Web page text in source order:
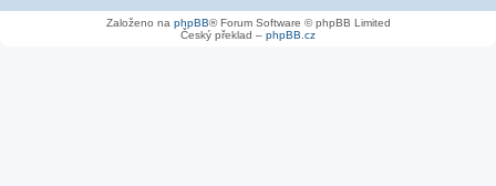
Založeno na phpBB® Forum Software © phpBB Limited
Český překlad – phpBB.cz